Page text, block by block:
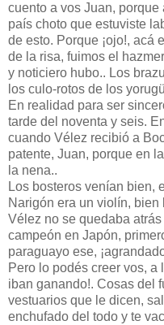
cuento a vos Juan,
país choto que estuviste
de esto. Porque ¡ojo!, acá
de la risa, fuimos el
y noticiero hubo.. Los
los culo-rotos de los
En realidad para ser
tarde del noventa y seis.
cuando Vélez recibió a
patente, Juan, porque en
la nena..
Los bosteros venían bien,
Narigón era un violín,
Vélez no se quedaba
campeón en Japón,
paraguayo ese,
Pero lo podés creer vos, a
iban ganando!. Cosas del
vestuarios que le dicen,
enchufado del todo y te